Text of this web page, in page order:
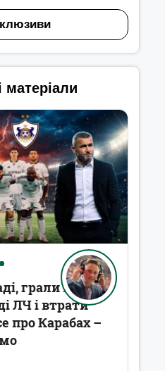
матеріали
грали в
ЛЧ і втрати
про Карабах –